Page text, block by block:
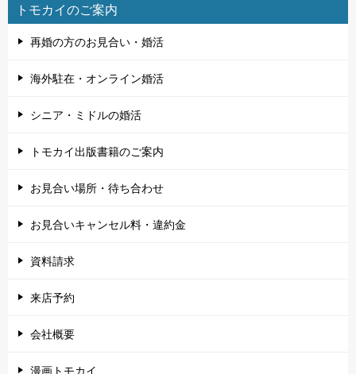
トモカイのご案内
再婚の方のお見合い・婚活
海外駐在・オンライン婚活
シニア・ミドルの婚活
トモカイ出版書籍のご案内
お見合い場所・待ち合わせ
お見合いキャンセル料・違約金
資料請求
来店予約
会社概要
漫画トモカイ